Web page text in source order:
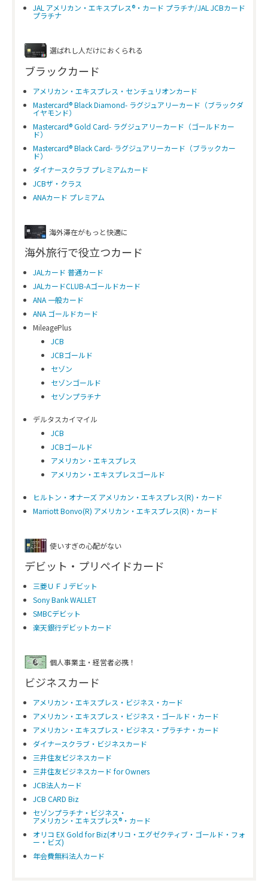
JAL アメリカン・エキスプレス®・カード プラチナ/JAL JCBカード
プラチナ
選ばれし人だけにおくられる
ブラックカード
アメリカン・エキスプレス・センチュリオンカード
Mastercard® Black Diamond- ラグジュアリーカード（ブラックダ
イヤモンド）
Mastercard® Gold Card- ラグジュアリーカード（ゴールドカー
ド）
Mastercard® Black Card- ラグジュアリーカード（ブラックカー
ド）
ダイナースクラブ プレミアムカード
JCBザ・クラス
ANAカード プレミアム
海外滞在がもっと快適に
海外旅行で役立つカード
JALカード 普通カード
JALカードCLUB-Aゴールドカード
ANA 一般カード
ANA ゴールドカード
MileagePlus
JCB
JCBゴールド
セゾン
セゾンゴールド
セゾンプラチナ
デルタスカイマイル
JCB
JCBゴールド
アメリカン・エキスプレス
アメリカン・エキスプレスゴールド
ヒルトン・オナーズ アメリカン・エキスプレス(R)・カード
Marriott Bonvo(R) アメリカン・エキスプレス(R)・カード
使いすぎの心配がない
デビット・プリペイドカード
三菱ＵＦＪデビット
Sony Bank WALLET
SMBCデビット
楽天銀行デビットカード
個人事業主・経営者必携！
ビジネスカード
アメリカン・エキスプレス・ビジネス・カード
アメリカン・エキスプレス・ビジネス・ゴールド・カード
アメリカン・エキスプレス・ビジネス・プラチナ・カード
ダイナースクラブ・ビジネスカード
三井住友ビジネスカード
三井住友ビジネスカード for Owners
JCB法人カード
JCB CARD Biz
セゾンプラチナ・ビジネス・
アメリカン・エキスプレス®・カード
オリコ EX Gold for Biz(オリコ・エグゼクティブ・ゴールド・フォ
ー・ビズ)
年会費無料法人カード